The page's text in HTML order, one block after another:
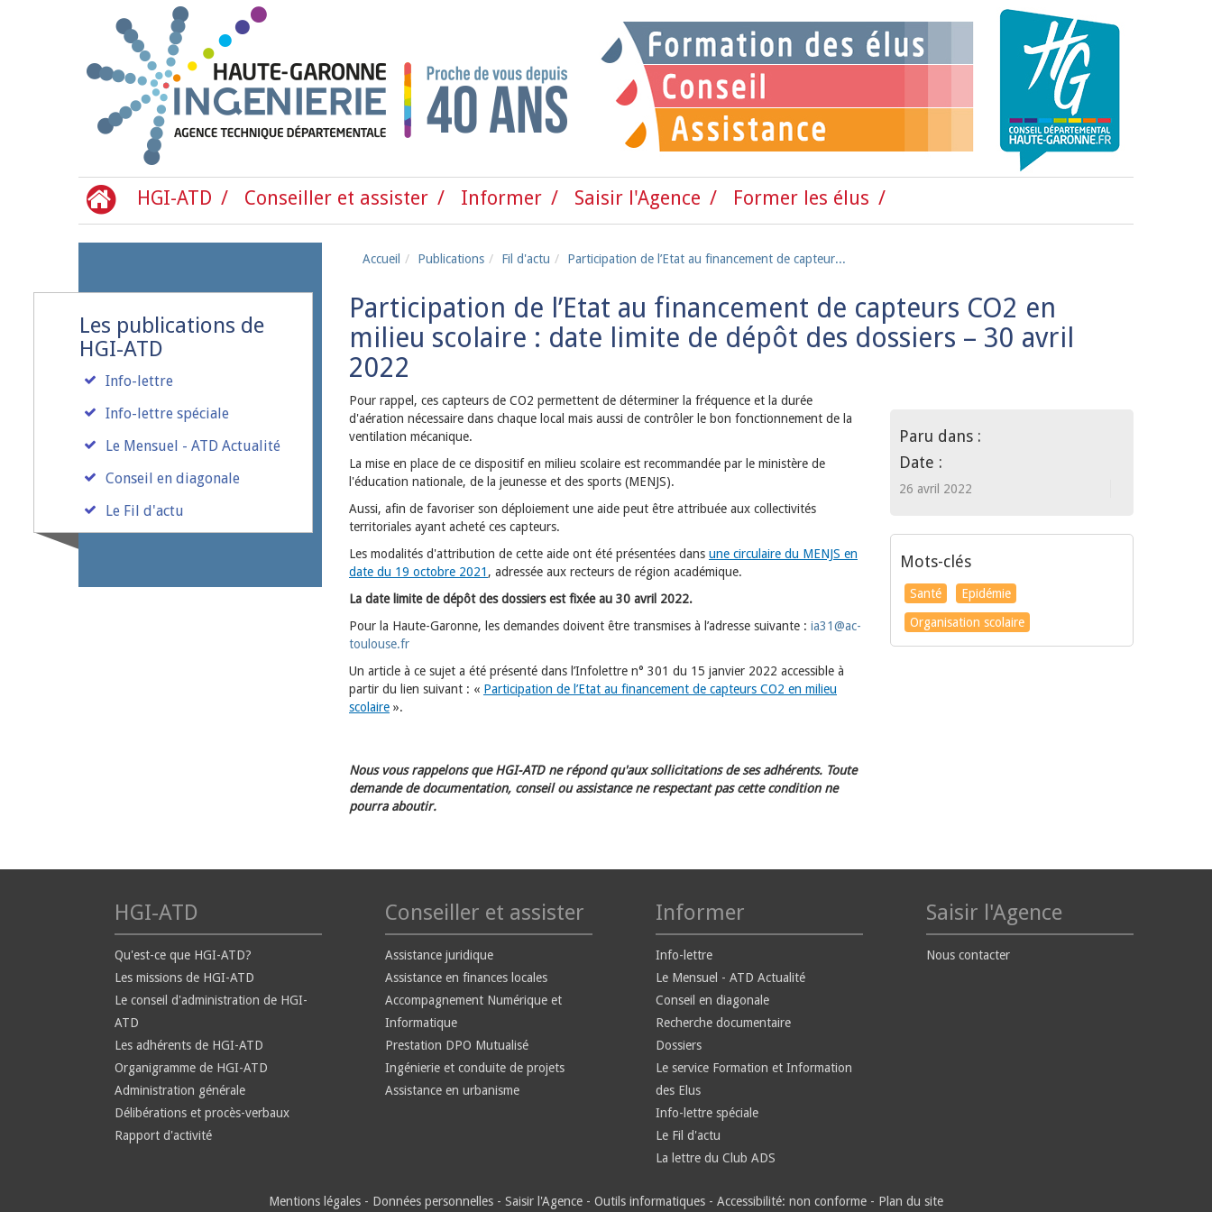
HGI-ATD Conseiller et assister Informer Saisir l'Agence Former les élus
Les publications de
HGI-ATD
Info-lettre
Info-lettre spéciale
Le Mensuel - ATD Actualité
Conseil en diagonale
Le Fil d'actu
Accueil Publications Fil d'actu Participation de l’Etat au financement de capteur...
Participation de l’Etat au financement de capteurs CO2 en
milieu scolaire : date limite de dépôt des dossiers – 30 avril
2022
Pour rappel, ces capteurs de CO2 permettent de déterminer la fréquence et la durée
d'aération nécessaire dans chaque local mais aussi de contrôler le bon fonctionnement de la
ventilation mécanique.
La mise en place de ce dispositif en milieu scolaire est recommandée par le ministère de
l'éducation nationale, de la jeunesse et des sports (MENJS).
Aussi, afin de favoriser son déploiement une aide peut être attribuée aux collectivités
territoriales ayant acheté ces capteurs.
Les modalités d'attribution de cette aide ont été présentées dans une circulaire du MENJS en
date du 19 octobre 2021 , adressée aux recteurs de région académique.
La date limite de dépôt des dossiers est fixée au 30 avril 2022.
Pour la Haute-Garonne, les demandes doivent être transmises à l’adresse suivante : ia31@ac-
toulouse.fr
Un article à ce sujet a été présenté dans l’Infolettre n° 301 du 15 janvier 2022 accessible à
partir du lien suivant : « Participation de l’Etat au financement de capteurs CO2 en milieu
scolaire ».
Nous vous rappelons que HGI-ATD ne répond qu'aux sollicitations de ses adhérents. Toute
demande de documentation, conseil ou assistance ne respectant pas cette condition ne
pourra aboutir.
Paru dans :
Date :
26 avril 2022
Mots-clés
Santé
Epidémie
Organisation scolaire
HGI-ATD
Qu'est-ce que HGI-ATD?
Les missions de HGI-ATD
Le conseil d'administration de HGI-
ATD
Les adhérents de HGI-ATD
Organigramme de HGI-ATD
Administration générale
Délibérations et procès-verbaux
Rapport d'activité
Conseiller et assister
Assistance juridique
Assistance en finances locales
Accompagnement Numérique et
Informatique
Prestation DPO Mutualisé
Ingénierie et conduite de projets
Assistance en urbanisme
Informer
Info-lettre
Le Mensuel - ATD Actualité
Conseil en diagonale
Recherche documentaire
Dossiers
Le service Formation et Information
des Elus
Info-lettre spéciale
Le Fil d'actu
La lettre du Club ADS
Saisir l'Agence
Nous contacter
Mentions légales - Données personnelles - Saisir l'Agence - Outils informatiques - Accessibilité: non conforme - Plan du site